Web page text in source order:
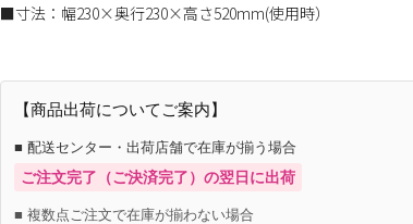
■寸法：幅230×奥行230×高さ520mm(使用時）
【商品出荷についてご案内】
■ 配送センター・出荷店舗で在庫が揃う場合
ご注文完了（ご決済完了）の翌日に出荷
■ 複数点ご注文で在庫が揃わない場合